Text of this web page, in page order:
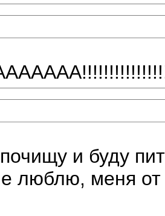
и буду
люблю, меня от